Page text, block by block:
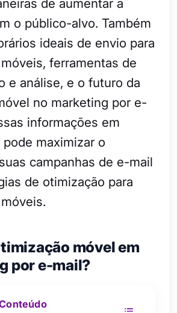
de aumentar a
o público-alvo. Também
ideais de envio para
ferramentas de
e análise, e o futuro da
no marketing por e-
informações em
maximizar o
campanhas de e-mail
de otimização para
móvel em
por e-mail?